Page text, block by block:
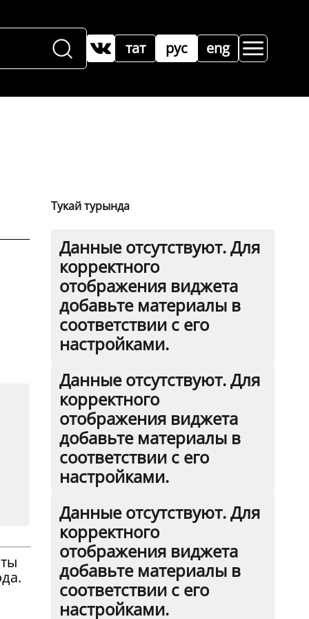
рус
тат eng
Тукай турында
Данные отсутствуют. Для
корректного
отображения виджета
добавьте материалы в
соответствии с его
настройками.
Данные отсутствуют. Для
корректного
отображения виджета
добавьте материалы в
соответствии с его
настройками.
Данные отсутствуют. Для
корректного
отображения виджета
добавьте материалы в
соответствии с его
настройками.